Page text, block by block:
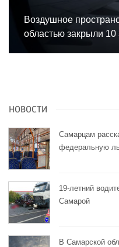
Воздушное
областью закрыли 10
НОВОСТИ
Самарцам
федеральную
19-летний
Самарой
В Самарской